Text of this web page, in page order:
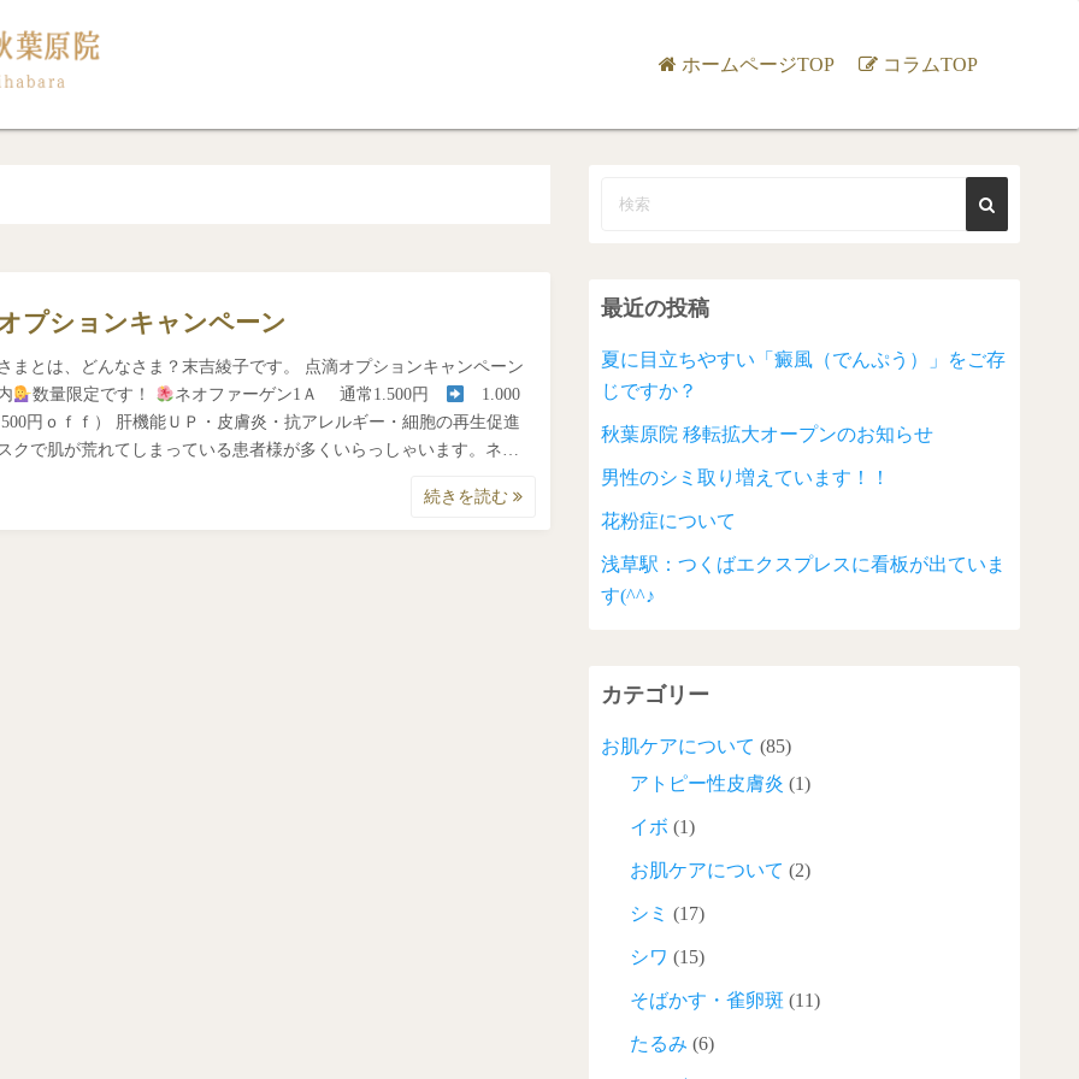
ホームページTOP コラムTOP
プションキャンペーン
まとは、どんなさま？末吉綾子です。 点滴オプションキャンペーン
数量限定です！ ネオファーゲン1Ａ 通常1.500円
1.000
円ｏｆｆ） 肝機能ＵＰ・皮膚炎・抗アレルギー・細胞の再生促進
クで肌が荒れてしまっている患者様が多くいらっしゃいます。ネ…
続きを読む
最近の投稿
夏に目立ちやすい「癜風（でんぷう）」をご存
じですか？
秋葉原院 移転拡大オープンのお知らせ
男性のシミ取り増えています！！
花粉症について
浅草駅：つくばエクスプレスに看板が出ていま
す(^^♪
カテゴリー
お肌ケアについて (85)
アトピー性皮膚炎 (1)
イボ (1)
お肌ケアについて (2)
シミ (17)
シワ (15)
そばかす・雀卵斑 (11)
たるみ (6)